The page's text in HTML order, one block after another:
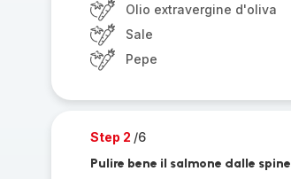
Olio extravergine d'oliva
Sale
Pepe
Step 2 /6
Pulire bene il salmone dalle spine